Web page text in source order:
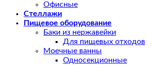
Офисные
Стеллажи
Пищевое оборудование
Баки из нержавейки
Для пищевых отходов
Моечные ванны
Односекционные